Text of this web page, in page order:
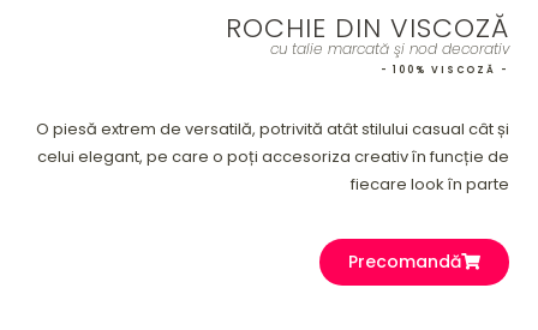
ROCHIE DIN VISCOZĂ
cu talie marcată şi nod decorativ
- 100% VISCOZĂ -
O piesă extrem de versatilă, potrivită atât stilului casual cât și
celui elegant, pe care o poți accesoriza creativ în funcție de
fiecare look în parte
Precomandă